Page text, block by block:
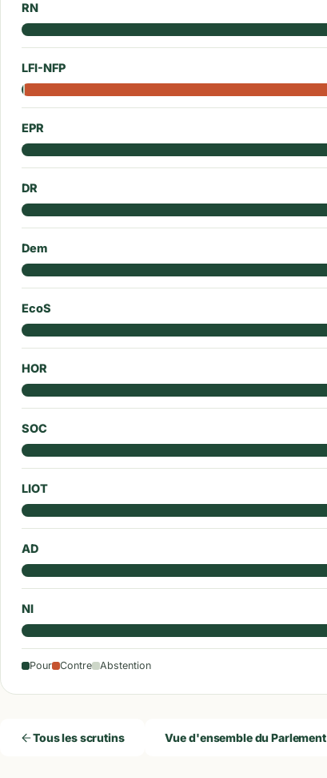
RN
LFI-NFP
EPR
DR
Dem
EcoS
HOR
SOC
LIOT
AD
NI
Pour Contre Abstention
Tous les scrutins Vue d'ensemble du Parlement